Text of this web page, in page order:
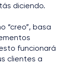
diciendo.
“creo”, basa
funcionará
clientes a